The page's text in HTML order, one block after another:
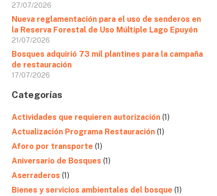
27/07/2026
Nueva reglamentación para el uso de senderos en
la Reserva Forestal de Uso Múltiple Lago Epuyén
21/07/2026
Bosques adquirió 73 mil plantines para la campaña
de restauración
17/07/2026
Categorías
Actividades que requieren autorización (1)
Actualización Programa Restauración (1)
Aforo por transporte (1)
Aniversario de Bosques (1)
Aserraderos (1)
Bienes y servicios ambientales del bosque (1)